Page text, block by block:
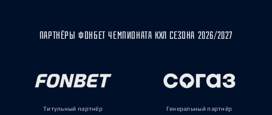
ПАРТНЁРЫ ФОНБЕТ ЧЕМПИОНАТА КХЛ СЕЗОНА 2026/2027
Титульный партнёр Генеральный партнёр